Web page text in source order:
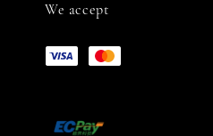
We accept